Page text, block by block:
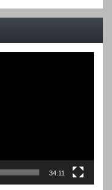
34:11